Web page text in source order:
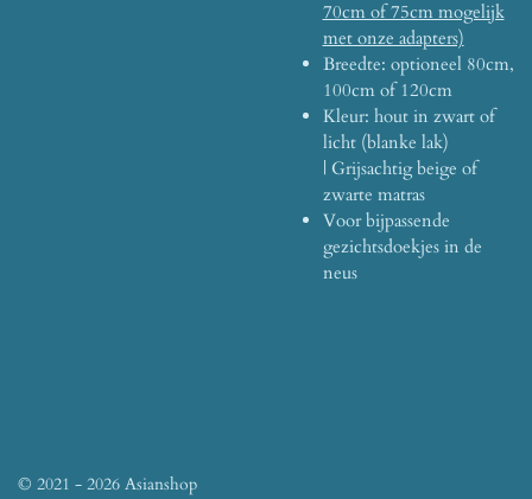
70cm of 75cm mogelijk
met onze adapters)
Breedte: optioneel 80cm,
100cm of 120cm
Kleur: hout in zwart of
licht (blanke lak)
| Grijsachtig beige of
zwarte matras
Voor bijpassende
gezichtsdoekjes in de
neus
© 2021 - 2026 Asianshop